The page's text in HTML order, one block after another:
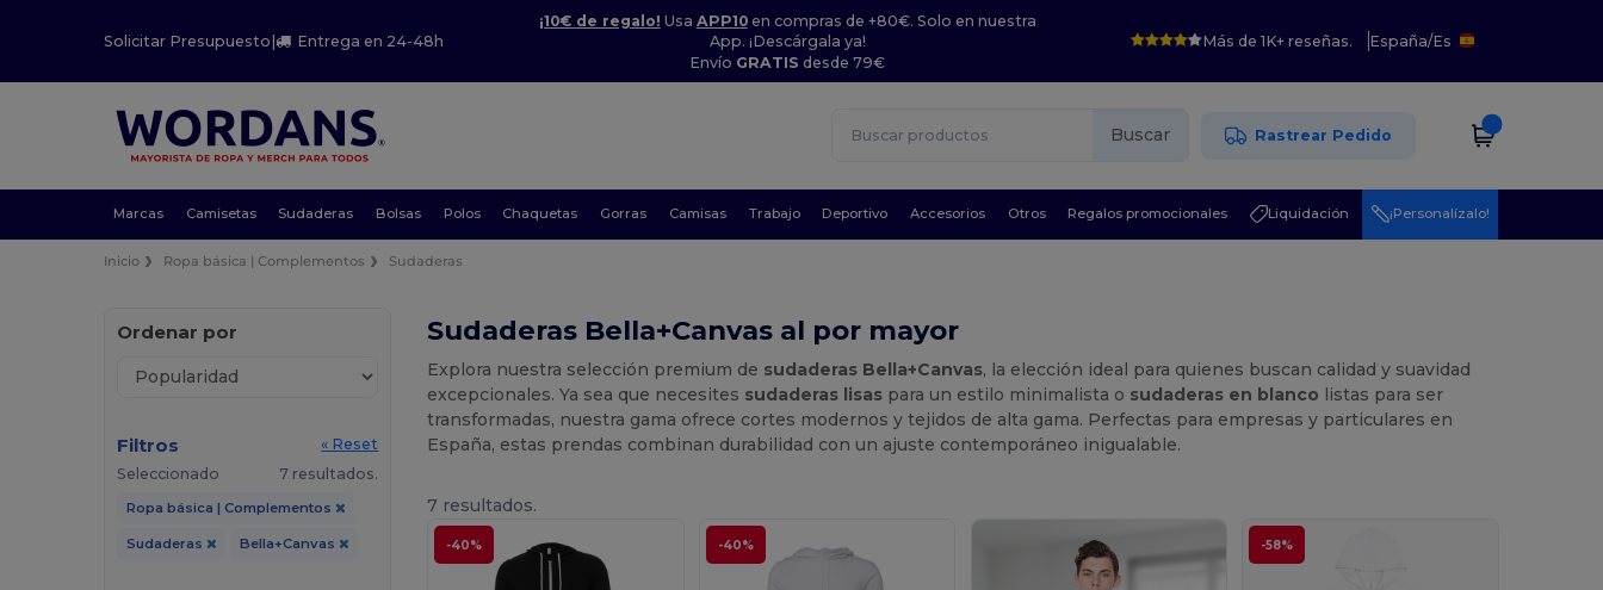
Solicitar Presupuesto | Entrega en 24-48h
¡10€ de regalo! Usa APP10en compras de +80€. Solo en nuestra
App. ¡Descárgala ya!
Envío GRATIS desde 79€
Más de 1K+ reseñas. España/Es
Buscar Rastrear Pedido
Marcas Camisetas Sudaderas Bolsas Polos Chaquetas Gorras Camisas Trabajo Deportivo Accesorios Otros Regalos promocionales Liquidación ¡Personalízalo!
Inicio Ropa básica | Complementos Sudaderas
Ordenar por
Filtros
« Reset
Seleccionado
7 resultados.
Ropa básica | Complementos
Sudaderas Bella+Canvas
Sudaderas Bella+Canvas al por mayor
Explora nuestra selección premium de sudaderas Bella+Canvas, la elección ideal para quienes buscan calidad y suavidad
excepcionales. Ya sea que necesites sudaderas lisas para un estilo minimalista o sudaderas en blanco listas para ser
transformadas, nuestra gama ofrece cortes modernos y tejidos de alta gama. Perfectas para empresas y particulares en
España, estas prendas combinan durabilidad con un ajuste contemporáneo inigualable.
7 resultados.
-40% -40% -58%